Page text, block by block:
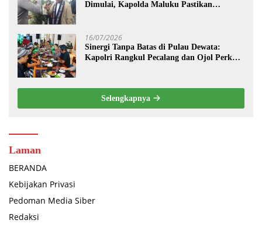
Dimulai, Kapolda Maluku Pastikan
16/07/2026
Sinergi Tanpa Batas di Pulau Dewata:
Kapolri Rangkul Pecalang dan Ojol Perkuat
Selengkapnya
Laman
BERANDA
Kebijakan Privasi
Pedoman Media Siber
Redaksi